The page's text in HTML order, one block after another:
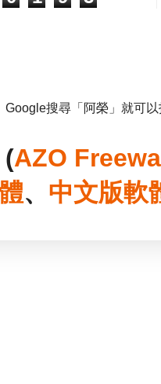
Google搜尋「阿榮」就可
AZO
、 中文版軟